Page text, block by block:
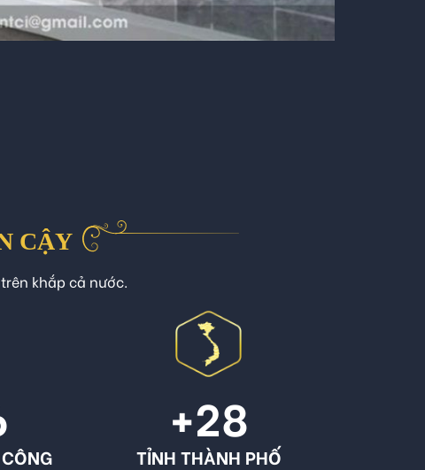
CẬY
khắp cả nước.
+28
TỈNH THÀNH PHỐ